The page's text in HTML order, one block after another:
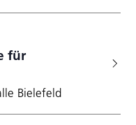
für
Bielefeld